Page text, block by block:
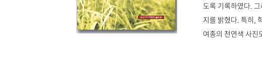
도록 기록하였다.
지를 밝혔다. 특히,
여종의 천연색 사진